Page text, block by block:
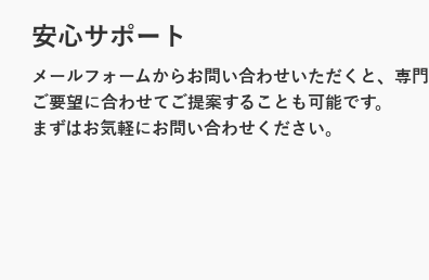
安心サポート
メールフォームからお問い合わせいただくと、専
ご要望に合わせてご提案することも可能です。
まずはお気軽にお問い合わせください。